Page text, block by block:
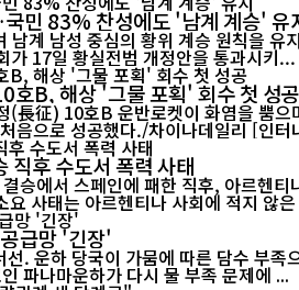
민 83% 찬성에도 '남계 계승' 유
남계 남성 중심의 황위 계승 원칙을
본 국회가 17일 황실전범 개정안을 통과시키...
B, 해상 '그물 포획' 회수 첫 성공
(長征) 10호B 운반로켓이 화염을 뿜
랫폼에서 그물 포획 방식으로 회수하는 데 처음으
후 수도서 폭력 사태
승에서 스페인에 패한 직후, 아르헨
급망 '긴장'
. 운하 당국이 가뭄에 따른 담수 부족
파나마운하가 다시 물 부족 문제에 ...